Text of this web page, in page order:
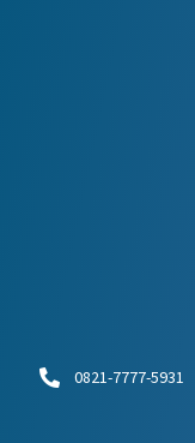
0821-7777-5931